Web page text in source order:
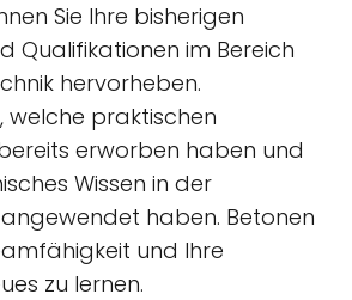
Sie Ihre bisherigen
Qualifikationen im Bereich
hervorheben.
welche praktischen
erworben haben und
Wissen in der
haben. Betonen
und Ihre
zu lernen.